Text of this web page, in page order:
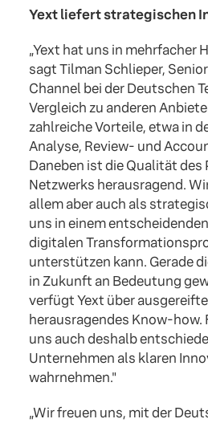
Yext liefert strategischen
„Yext hat uns in mehrfacher
sagt Tilman Schlieper,
Channel bei der Deutschen
Vergleich zu anderen
zahlreiche Vorteile, etwa in
Analyse, Review- und
Daneben ist die Qualität des
Netzwerks herausragend.
allem aber auch als
uns in einem
digitalen
unterstützen kann. Gerade
in Zukunft an Bedeutung
verfügt Yext über
herausragendes Know-how.
uns auch deshalb
Unternehmen als klaren
wahrnehmen."
„Wir freuen uns, mit der